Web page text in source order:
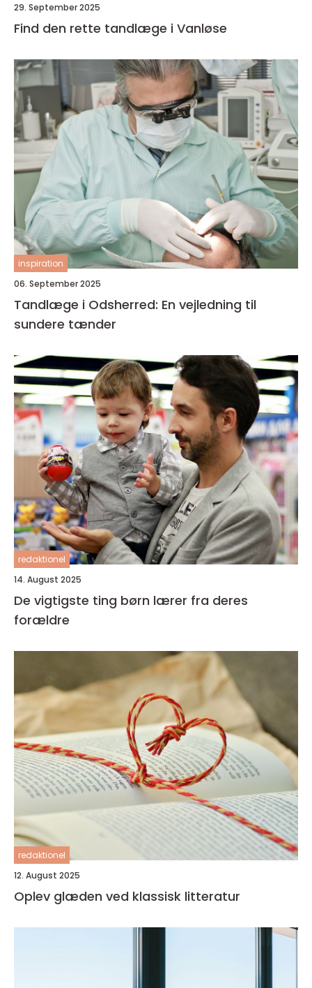
29. September 2025
Find den rette tandlæge i Vanløse
inspiration
06. September 2025
Tandlæge i Odsherred: En vejledning til
sundere tænder
redaktionel
14. August 2025
De vigtigste ting børn lærer fra deres
forældre
redaktionel
12. August 2025
Oplev glæden ved klassisk litteratur